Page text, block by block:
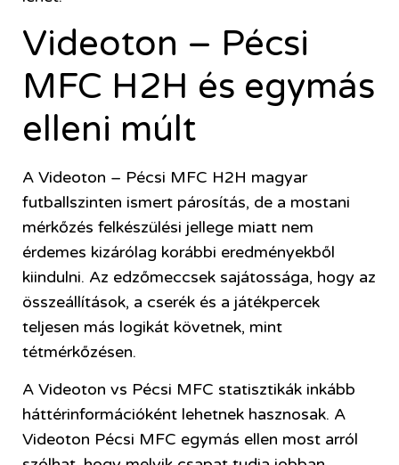
Videoton – Pécsi
MFC H2H és egymás
elleni múlt
A Videoton – Pécsi MFC H2H magyar
futballszinten ismert párosítás, de a mostani
mérkőzés felkészülési jellege miatt nem
érdemes kizárólag korábbi eredményekből
kiindulni. Az edzőmeccsek sajátossága, hogy az
összeállítások, a cserék és a játékpercek
teljesen más logikát követnek, mint
tétmérkőzésen.
A Videoton vs Pécsi MFC statisztikák inkább
háttérinformációként lehetnek hasznosak. A
Videoton Pécsi MFC egymás ellen most arról